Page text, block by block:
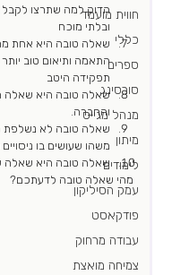
חווית מועמד
כללי
ספרים
סורסינג
מנהל מגייס
מיתון
לימודים
עמק הסיליקון
פודקאסט
עבודה מרחוק
צמיחה מואצת
הדוק למה שתרצו לקבל
ובלתי מוכח
שאלה טובה היא אחת
התאמה ותיאום טוב
תפקידה היטב
שאלה טובה היא שאלה
והחברה.
שאלה טובה לא נשלפת
משהו שעושים בו
שאלה טובה היא שאלה
מהי שאלה טובה לדעתכם?